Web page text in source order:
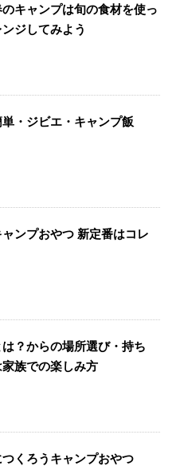
のキャンプは旬の食材を使っ
ジしてみよう
・ジビエ・キャンプ飯
ンプおやつ 新定番はコレ
？からの場所選び・持ち
族での楽しみ方
くろうキャンプおやつ